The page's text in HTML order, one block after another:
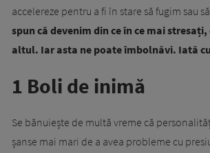
accelereze pentru a fi în stare să fugim sau
spun că devenim din ce în ce mai
altul. Iar asta ne poate îmbolnăvi. Iată
1 Boli de inimă
Se bănuiește de multă vreme că
șanse mai mari de a avea probleme cu